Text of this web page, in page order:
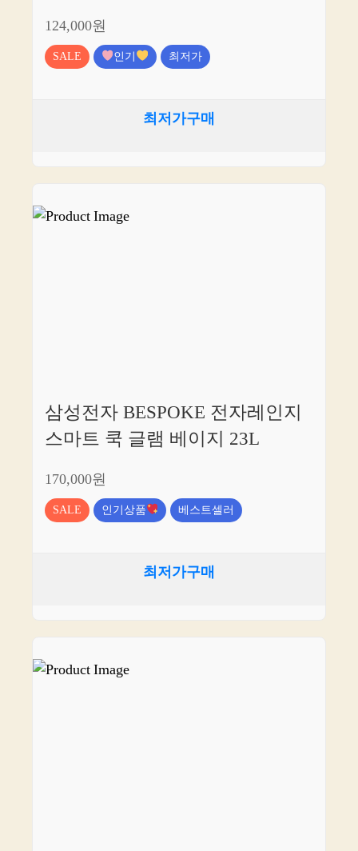
124,000원
SALE 인기 최저가
최저가구매
삼성전자 BESPOKE 전자레인지
스마트 쿡 글램 베이지 23L
170,000원
SALE 인기상품 베스트셀러
최저가구매